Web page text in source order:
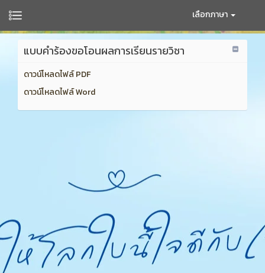
เลือกภาษา
แบบคำร้องขอโอนผลการเรียนรายวิชา
ดาวน์โหลดไฟล์ PDF
ดาวน์โหลดไฟล์ Word